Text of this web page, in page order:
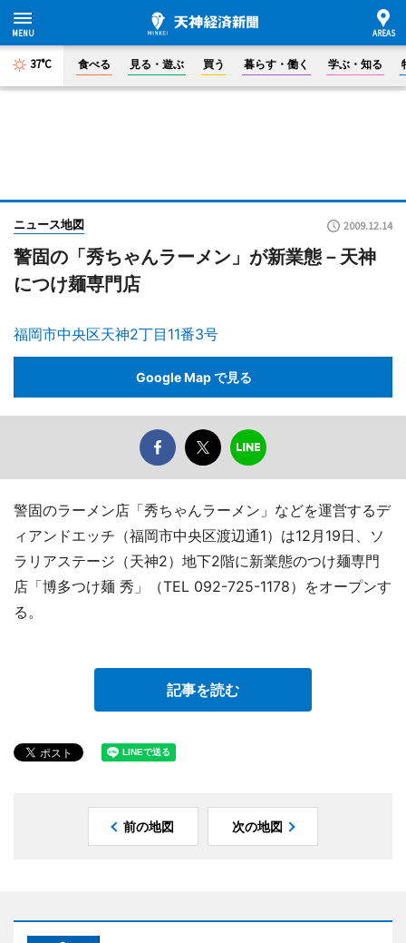
37°C 食べる 見る・遊ぶ 買う 暮らす・働く 学ぶ・知る
ニュース地図 2009.12.14
警固の「秀ちゃんラーメン」が新業態－天神
につけ麺専門店
福岡市中央区天神2丁目11番3号
Google Map で見る
警固のラーメン店「秀ちゃんラーメン」などを運営するデ
ィアンドエッチ（福岡市中央区渡辺通1）は12月19日、ソ
ラリアステージ（天神2）地下2階に新業態のつけ麺専門
店「博多つけ麺 秀」（TEL 092-725-1178）をオープンす
る。
記事を読む
前の地図 次の地図